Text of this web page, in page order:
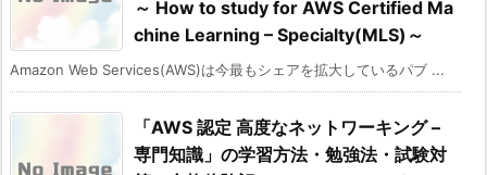
～ How to study for AWS Certified Ma
chine Learning – Specialty(MLS)～
Amazon Web Services(AWS)は今最もシェアを拡大しているパブ ...
「AWS 認定 高度なネットワーキング –
専門知識」の学習方法・勉強法・試験対